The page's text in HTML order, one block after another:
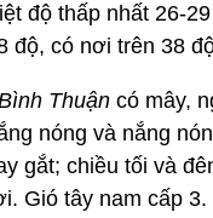
độ thấp nhất 26-
độ, có nơi trên 38
Thuận có mây,
nóng và nắng
gắt; chiều tối và
Gió tây nam cấp